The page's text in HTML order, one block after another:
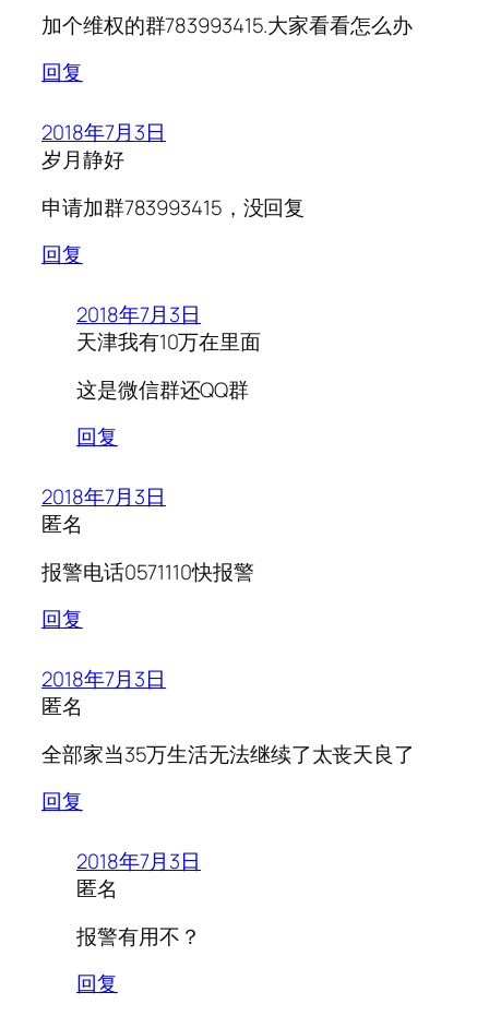
加个维权的群783993415.大家看看怎么办
回复
2018年7月3日
岁月静好
申请加群783993415，没回复
回复
2018年7月3日
天津我有10万在里面
这是微信群还QQ群
回复
2018年7月3日
匿名
报警电话0571110快报警
回复
2018年7月3日
匿名
全部家当35万生活无法继续了太丧天良了
回复
2018年7月3日
匿名
报警有用不？
回复